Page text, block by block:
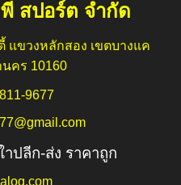
สปอร์ต จำกัด
ขวงหลักสอง เขตบางแค
คร 10160
9677
าปลีก-ส่ง ราคาถูก